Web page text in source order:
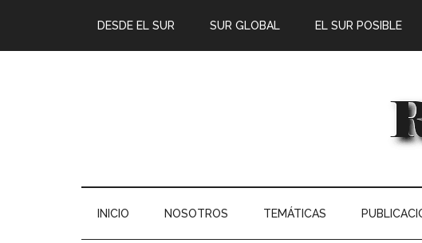
DESDE EL SUR SUR GLOBAL EL SUR POSIBLE
INICIO NOSOTROS TEMÁTICAS